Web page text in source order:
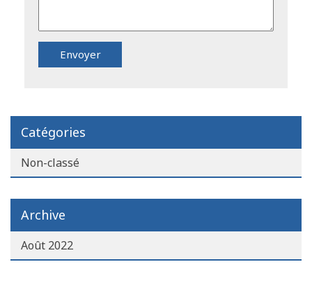
Catégories
Non-classé
Archive
Août 2022